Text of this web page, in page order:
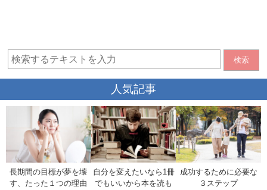
検索
人気記事
長期間の目標が夢を壊
す、たった１つの理由
自分を変えたいなら1冊
でもいいから本を読も
成功するために必要な
３ステップ